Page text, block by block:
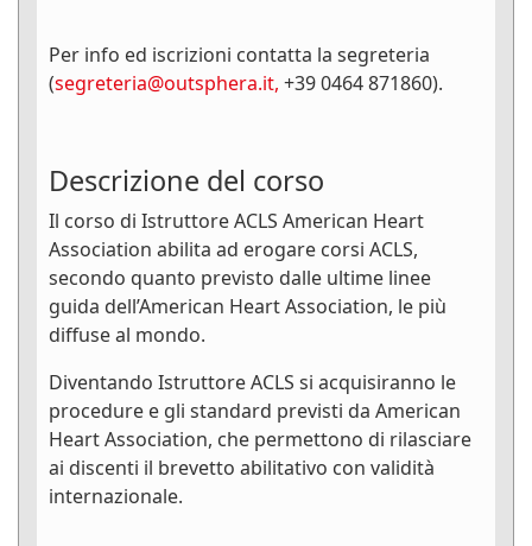
Per info ed iscrizioni contatta la segreteria
(segreteria@outsphera.it, +39 0464 871860).
Descrizione del corso
Il corso di Istruttore ACLS American Heart
Association abilita ad erogare corsi ACLS,
secondo quanto previsto dalle ultime linee
guida dell’American Heart Association, le più
diffuse al mondo.
Diventando Istruttore ACLS si acquisiranno le
procedure e gli standard previsti da American
Heart Association, che permettono di rilasciare
ai discenti il brevetto abilitativo con validità
internazionale.